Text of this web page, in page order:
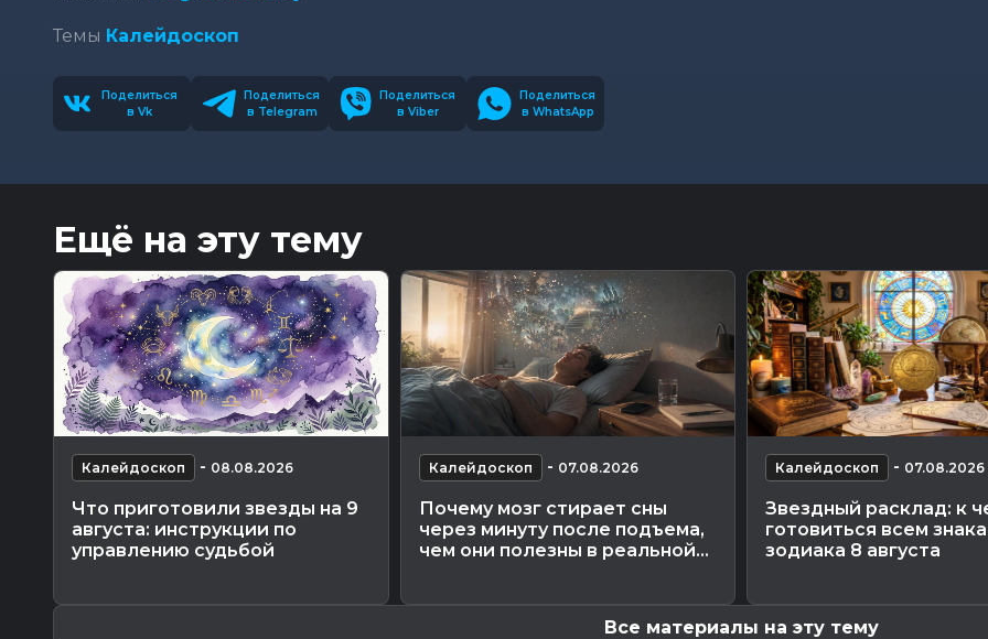
Темы Калейдоскоп
Поделиться
в Vk
Поделиться
в Telegram
Поделиться
в Viber
Поделиться
в WhatsApp
Ещё на эту тему
Калейдоскоп - 08.08.2026
Что приготовили звезды на 9
августа: инструкции по
управлению судьбой
Калейдоскоп - 07.08.2026
Почему мозг стирает сны
через минуту после подъема,
чем они полезны в реальной...
Калейдоскоп - 07.08.2026
Звездный расклад: к
готовиться всем
зодиака 8 августа
Все материалы на эту тему